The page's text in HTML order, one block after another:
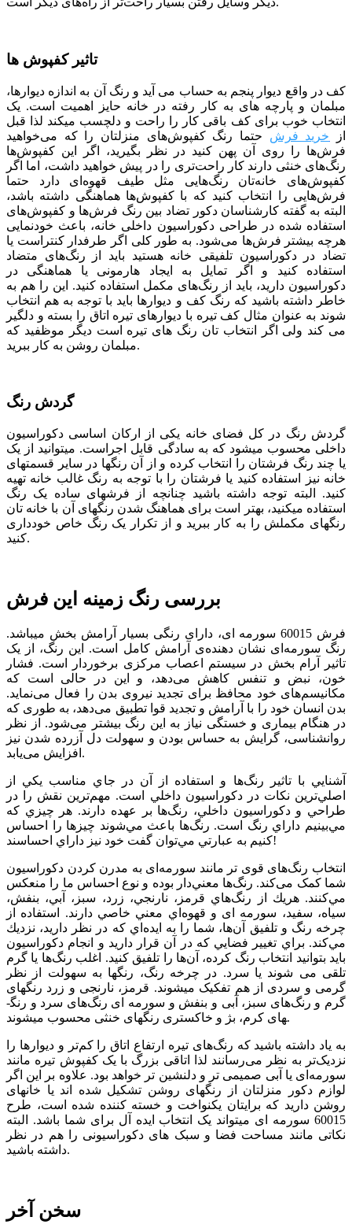
تاثیر کفپوش ها
کف در واقع دیوار پنجم به حساب می­ آید و رنگ آن به اندازه دیوارها،
مبلمان و پارچه­ های به کار رفته در خانه حایز اهمیت است. یک
انتخاب خوب برای کف باقی کار را راحت و دلچسب می­کند لذا قبل
از خرید فرش حتما رنگ کفپوش‌های منزلتان را که می‌خواهید
فرش‌ها را روی آن پهن کنید در نظر بگیرید، اگر این کفپوش‌ها
رنگ‌های خنثی دارند کار راحت‌تری را در پیش خواهید داشت، اما اگر
کفپوش‌های خانه‌تان رنگ‌هایی مثل طیف قهوه‌ای دارد حتما
فرش‌هایی را انتخاب کنید که با کفپوش‌ها هماهنگی داشته باشد،
البته به گفته کارشناسان دکور تضاد بین رنگ فرش‌ها و کفپوش‌های
استفاده شده در طراحی دکوراسیون داخلی خانه، باعث خودنمایی
هرچه بیشتر فرش‌ها می‌شود. به طور کلی اگر طرفدار کنتراست یا
تضاد در دکوراسیون تلفیقی خانه هستید باید از رنگ‌های متضاد
استفاده کنید و اگر تمایل به ایجاد هارمونی یا هماهنگی در
دکوراسیون دارید، باید از رنگ‌های مکمل استفاده کنید. این را هم به
خاطر داشته باشید که رنگ کف و دیوارها باید با توجه به هم انتخاب
شوند به عنوان مثال کف تیره با دیوارهای تیره اتاق را بسته و دلگیر
می کند ولی اگر انتخاب تان رنگ های تیره است دیگر موظفید که
مبلمان روشن به کار ببرید.
گردش رنگ
گردش رنگ در کل فضای خانه یکی از ارکان اساسی دکوراسیون
داخلی محسوب می­شود که به سادگی قابل اجراست. می­توانید از یک
یا چند رنگ فرش­تان را انتخاب کرده و از آن رنگ­ها در سایر قسمت­های
خانه نیز استفاده کنید یا فرشتان را با توجه به رنگ غالب خانه تهیه
کنید. البته توجه داشته باشید چنانچه از فرش­های ساده یک رنگ
استفاده می­کنید، بهتر است برای هماهنگ شدن رنگ­های آن با خانه­ تان
رنگ­های مکملش را به کار ببرید و از تکرار یک رنگ خاص خودداری
کنید.
بررسی رنگ زمینه این فرش
فرش 60015 سورمه­ ای، دارای رنگی بسیار آرامش بخش می­باشد.
رنگ سورمه‌ای نشان دهنده‌ی آرامش کامل است. این رنگ، از یک
تاثیر آرام بخش در سیستم اعصاب مرکزی برخوردار است. فشار
خون، نبض و تنفس کاهش می‌دهد، و این در حالی است که
مکانیسم‌های خود محافظ برای تجدید نیروی بدن را فعال می‌نماید.
بدن انسان خود را با آرامش و تجدید قوا تطبیق می‌دهد، به طوری که
در هنگام بیماری و خستگی نیاز به این رنگ بیشتر می‌شود. از نظر
روانشناسی، گرایش به حساس بودن و سهولت دل آزرده شدن نیز
افزایش می‌یابد.
آشنايي با تاثير رنگ‌ها و استفاده از آن‌ در جاي مناسب يكي از
اصلي‌ترين نكات در دكوراسيون داخلي است. مهم‌ترين نقش را در
طراحي و دكوراسيون داخلي، رنگ‌ها بر عهده دارند. هر چيزي كه
مي‌بينيم داراي رنگ است. رنگ‌ها باعث مي‌شوند چيزها را احساس
كنيم به عبارتي مي‌توان گفت خود نيز داراي احساسند!
انتخاب رنگ‌های قوی تر مانند سورمه‌ای به مدرن کردن دکوراسیون
شما کمک می‌کند. رنگ‌ها معني‌دار بوده و نوع احساس ما را منعكس
مي‌كنند. هريك از رنگ‌هاي قرمز، نارنجي، زرد، سبز، آبي، بنفش،
سياه، سفيد، سورمه ­ای و قهوه‌اي معني خاصي دارند. استفاده از
چرخه رنگ و تلفيق آن‌ها، شما را به ايده‌اي كه در نظر داريد، نزديك
مي‌كند. براي تغيير فضايي كه در آن قرار داريد و انجام دكوراسيون
بايد بتوانيد انتخاب رنگ كرده، آن‌ها را تلفيق كنيد. اغلب رنگ‌ها يا گرم
تلقی می شوند يا سرد. در چرخه رنگ، رنگها به سهولت از نظر
گرمی و سردی از هم تفکيک میشوند. قرمز، نارنجی و زرد رنگ­های
گرم و رنگ‌های سبز، آبی و بنفش و سورمه­ ای رنگ‌های سرد و رنگ­
های کرم، بژ و خاکستری رنگ­های خنثی محسوب می­شوند.
به یاد داشته باشید كه رنگ‌های تیره ارتفاع اتاق را كم‌تر و دیوارها را
نزدیک‌تر به نظر می‌رسانند لذا اتاقی بزرگ با يک کفپوش تيره مانند
سورمه‌ای یا آبی صميمی تر و دلنشين تر خواهد بود. علاوه بر این اگر
لوازم دکور منزلتان از رنگ­های روشن تشکیل شده­ اند یا خانه­ای
روشن دارید که برای­تان یکنواخت و خسته کننده شده است، طرح
60015 سورمه ای میتواند یک انتخاب ایده آل برای شما باشد. البته
نکاتی مانند مساحت فضا و سبک های دکوراسیونی را هم در نظر
داشته باشید.
سخن آخر